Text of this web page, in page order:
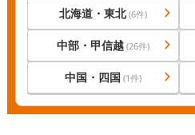
北海道・東北(6件)
中部・甲信越 (26件)
中国・四国 (1件)